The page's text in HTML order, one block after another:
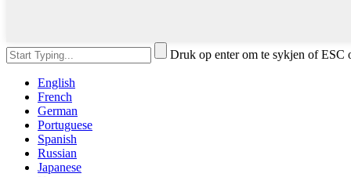
Druk op enter om te sykjen of ESC
English
French
German
Portuguese
Spanish
Russian
Japanese